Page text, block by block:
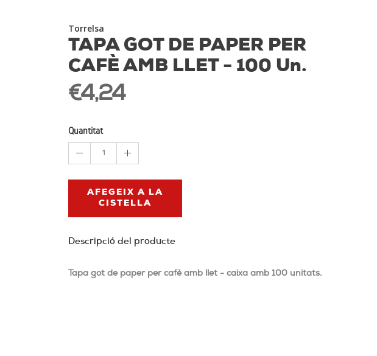
Torrelsa
TAPA GOT DE PAPER PER
CAFÈ AMB LLET - 100 Un.
€4,24
Quantitat
1
AFEGEIX A LA
CISTELLA
Descripció del producte
Tapa got de paper per cafè amb llet - caixa amb 100 unitats.